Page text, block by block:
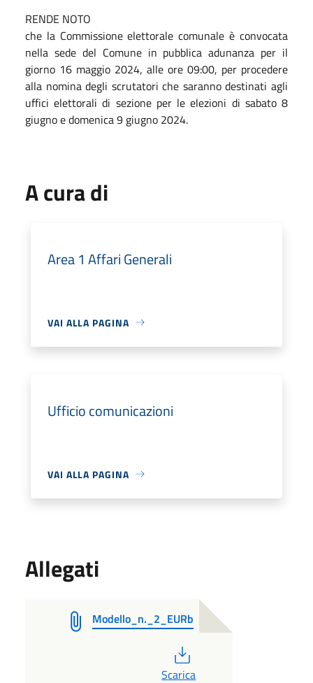
RENDE NOTO
che la Commissione elettorale comunale è convocata
nella sede del Comune in pubblica adunanza per il
giorno 16 maggio 2024, alle ore 09:00, per procedere
alla nomina degli scrutatori che saranno destinati agli
uffici elettorali di sezione per le elezioni di sabato 8
giugno e domenica 9 giugno 2024.
A cura di
Area 1 Affari Generali
VAI ALLA PAGINA
Ufficio comunicazioni
VAI ALLA PAGINA
Allegati
Modello_n._2_EURb
Scarica